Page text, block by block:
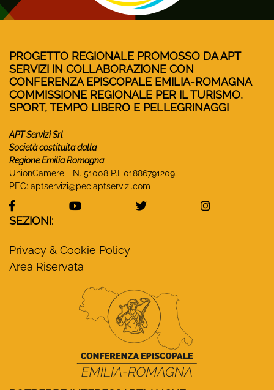
PROGETTO REGIONALE PROMOSSO DA APT
SERVIZI IN COLLABORAZIONE CON
CONFERENZA EPISCOPALE EMILIA-ROMAGNA
COMMISSIONE REGIONALE PER IL TURISMO,
SPORT, TEMPO LIBERO E PELLEGRINAGGI
APT Servizi Srl
Società costituita dalla
Regione Emilia Romagna
UnionCamere - N. 51008 P.I. 01886791209.
PEC: aptservizi@pec.aptservizi.com
visita la pagina Facebook di Monasteri Emilia-
visita la pagina YouTube di
visita la pagina Twitter
visita la
SEZIONI:
Privacy & Cookie Policy
Area Riservata